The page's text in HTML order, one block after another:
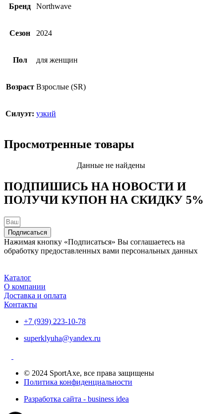
Бренд Northwave
Сезон 2024
Пол для женщин
Возраст Взрослые (SR)
Силуэт: узкий
Просмотренные товары
Данные не найдены
ПОДПИШИСЬ НА НОВОСТИ И
ПОЛУЧИ КУПОН НА СКИДКУ 5%
Подписаться
Нажимая кнопку «Подписаться» Вы соглашаетесь на
обработку предоставленных вами персональных данных
Каталог
О компании
Доставка и оплата
Контакты
+7 (939) 223-10-78
superklyuha@yandex.ru
© 2024 SportAxe, все права защищены
Политика конфиденциальности
Разработка сайта - business idea